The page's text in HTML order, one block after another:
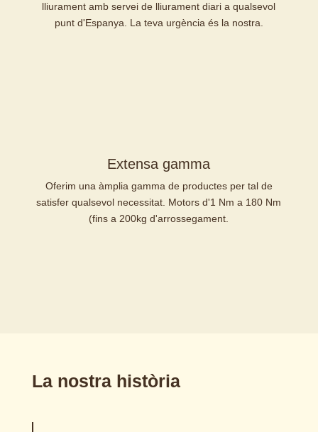
lliurament amb servei de lliurament diari a qualsevol
punt d'Espanya. La teva urgència és la nostra.
Extensa gamma
Oferim una àmplia gamma de productes per tal de
satisfer qualsevol necessitat. Motors d'1 Nm a 180 Nm
(fins a 200kg d'arrossegament.
La nostra història